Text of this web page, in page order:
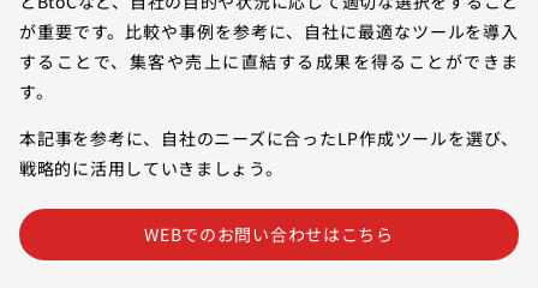
が重要です。比較や事例を参考に、自社に最適なツールを導入
することで、集客や売上に直結する成果を得ることができま
す。
本記事を参考に、自社のニーズに合ったLP作成ツールを選び、
戦略的に活用していきましょう。
WEBでのお問い合わせはこちら